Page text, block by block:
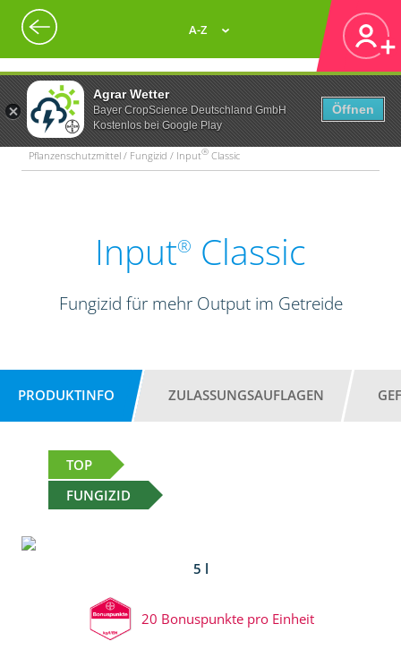
Agrar Wetter
Bayer CropScience Deutschland GmbH
Kostenlos bei Google Play
Öffnen
A-Z
Pflanzenschutzmittel / Fungizid / Input® Classic
Input® Classic
Fungizid für mehr Output im Getreide
PRODUKTINFO ZULASSUNGSAUFLAGEN
TOP
FUNGIZID
5 l
20 Bonuspunkte pro Einheit